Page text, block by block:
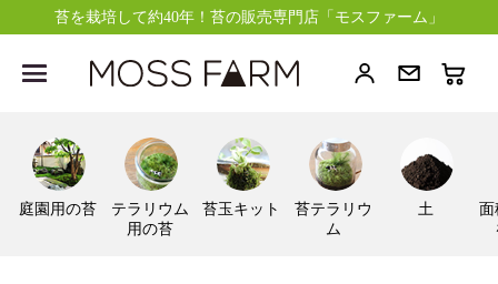
苔を栽培して約40年！苔の販売専門店「モスファーム」
庭園用の苔
テラリウム
用の苔
苔玉キット
苔テラリウ
ム
土